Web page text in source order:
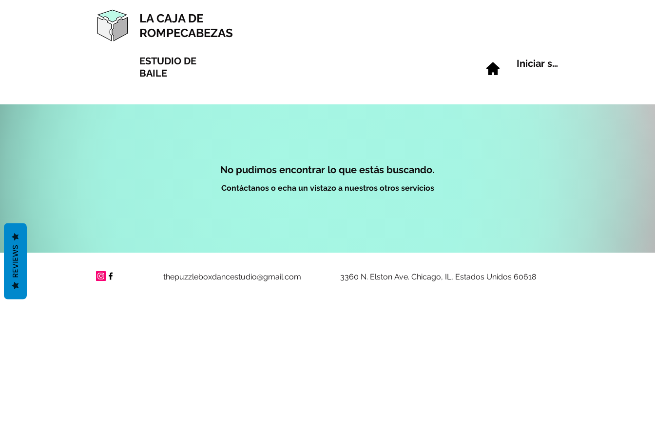
LA CAJA DE
ROMPECABEZAS
ESTUDIO DE
BAILE
Iniciar sesión
No pudimos encontrar lo que estás buscando.
Contáctanos o echa un vistazo a nuestros otros servicios
thepuzzleboxdancestudio@gmail.com 3360 N. Elston Ave. Chicago, IL, Estados Unidos 60618
REVIEWS